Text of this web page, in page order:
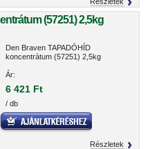
(57251) 2,5kg
Den Braven TAPADÓHÍD
koncentrátum (57251) 2,5kg
Ár:
6 421 Ft
/ db
Részletek